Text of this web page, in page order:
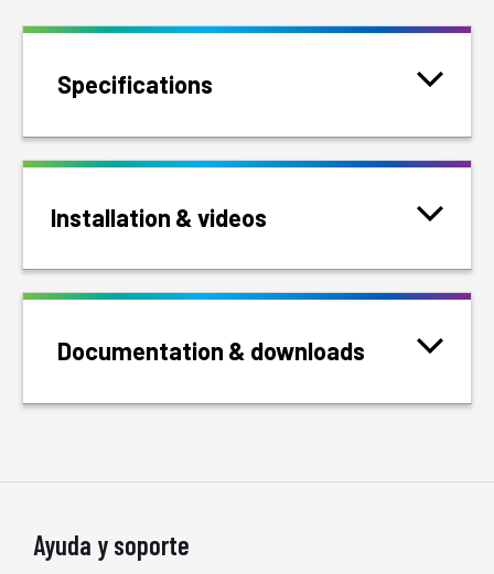
Specifications
Installation & videos
Documentation & downloads
Ayuda y soporte